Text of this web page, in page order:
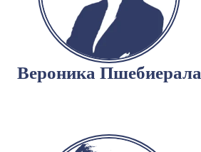
Вероника Пшебиерала